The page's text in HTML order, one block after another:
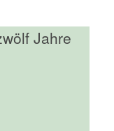
Jahre